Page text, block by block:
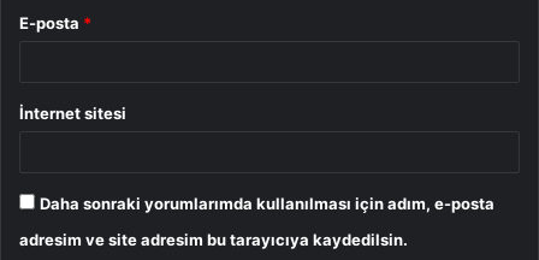
E-posta *
İnternet sitesi
Daha sonraki yorumlarımda kullanılması için adım, e-posta
adresim ve site adresim bu tarayıcıya kaydedilsin.